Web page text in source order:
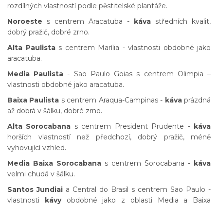
rozdílných vlastností podle pěstitelské plantáže.
Noroeste s centrem Aracatuba - káva středních kvalit,
dobrý pražič, dobré zrno.
Alta Paulistas centrem Marília - vlastnosti obdobné jako
aracatuba.
Media Paulista - Sao Paulo Goias s centrem Olimpia –
vlastnosti obdobné jako aracatuba.
Baixa Paulista s centrem Araqua-Campinas - kávaprázdná
až dobrá v šálku, dobré zrno.
Alta Sorocabana s centrem President Prudente - káva
horších vlastností než předchozí, dobrý pražič, méně
vyhovující vzhled.
Media Baixa Sorocabana s centrem Sorocabana - káva
velmi chudá v šálku.
Santos Jundiai a Central do Brasil s centrem Sao Paulo -
vlastnosti kávyobdobné jako z oblasti Media a Baixa